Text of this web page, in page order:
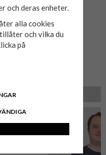
och deras enheter.
alla cookies
och vilka du
på